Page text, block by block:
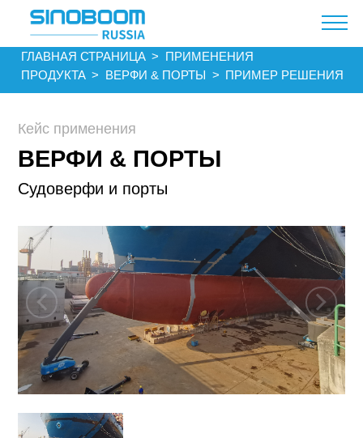
ГЛАВНАЯ СТРАНИЦА​​ > ПРИМЕНЕНИЯ
ПРОДУКТА > ВЕРФИ & ПОРТЫ > ПРИМЕР РЕШЕНИЯ
Кейс применения
ВЕРФИ & ПОРТЫ
Судоверфи и порты